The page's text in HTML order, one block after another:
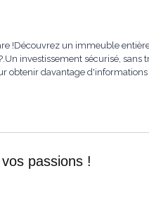
!Découvrez un immeuble
investissement sécurisé, sans
obtenir davantage d'informations
passions !